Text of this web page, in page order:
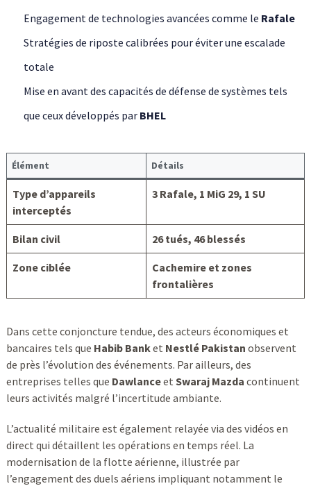
Engagement de technologies avancées comme le Rafale
Stratégies de riposte calibrées pour éviter une escalade
totale
Mise en avant des capacités de défense de systèmes tels
que ceux développés par BHEL
Élément Détails
Type d’appareils
interceptés
3 Rafale, 1 MiG 29, 1 SU
Bilan civil 26 tués, 46 blessés
Zone ciblée
Cachemire et zones
frontalières
Dans cette conjoncture tendue, des acteurs économiques et
bancaires tels que Habib Banket Nestlé Pakistan observent
de près l’évolution des événements. Par ailleurs, des
entreprises telles que Dawlanceet Swaraj Mazda continuent
leurs activités malgré l’incertitude ambiante.
L’actualité militaire est également relayée via des vidéos en
direct qui détaillent les opérations en temps réel. La
modernisation de la flotte aérienne, illustrée par
l’engagement des duels aériens impliquant notamment le